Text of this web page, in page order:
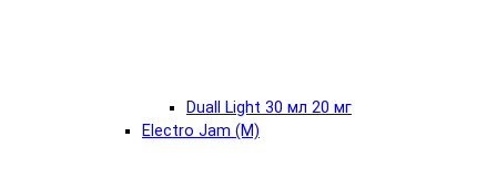
Duall Light 30 мл 20 мг
Electro Jam (М)